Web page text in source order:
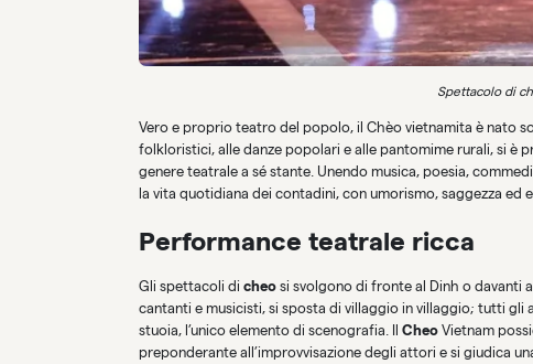
Spettacolo di
Vero e proprio teatro del popolo, il Chèo vietnamita è nato
folkloristici, alle danze popolari e alle pantomime rurali, si è
genere teatrale a sé stante. Unendo musica, poesia,
la vita quotidiana dei contadini, con umorismo, saggezza ed
Performance teatrale ricca
Gli spettacoli di cheo si svolgono di fronte al Dinh o davanti
cantanti e musicisti, si sposta di villaggio in villaggio; tutti gli
stuoia, l’unico elemento di scenografia. Il Cheo Vietnam
preponderante all’improvvisazione degli attori e si giudica